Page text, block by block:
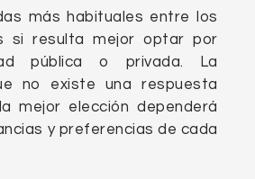
más habituales entre los
si resulta mejor optar por
pública o privada. La
no existe una respuesta
mejor elección dependerá
y preferencias de cada